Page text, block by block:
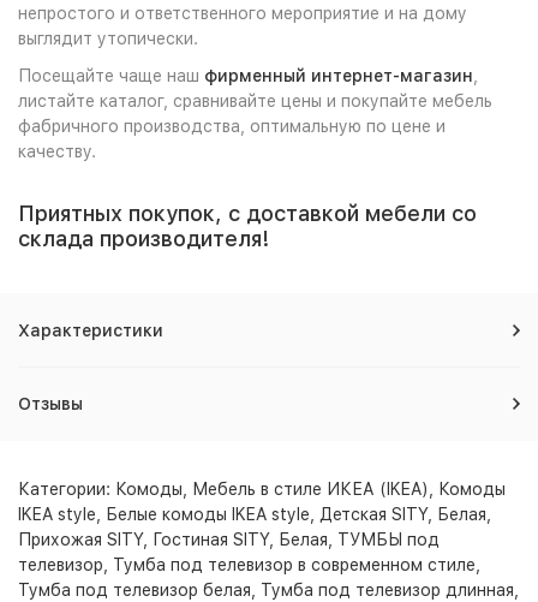
непростого и ответственного мероприятие и на дому
выглядит утопически.
Посещайте чаще наш фирменный интернет-магазин,
листайте каталог, сравнивайте цены и покупайте мебель
фабричного производства, оптимальную по цене и
качеству.
Приятных покупок, с доставкой мебели со
склада производителя!
Характеристики
Отзывы
Категории: Комоды, Мебель в стиле ИКЕА (IKEA), Комоды
IKEA style, Белые комоды IKEA style, Детская SITY, Белая,
Прихожая SITY, Гостиная SITY, Белая, ТУМБЫ под
телевизор, Тумба под телевизор в современном стиле,
Тумба под телевизор белая, Тумба под телевизор длинная,